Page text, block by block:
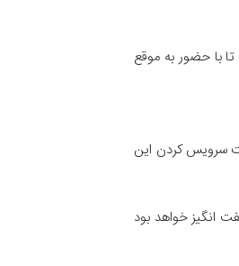
با حضور به موقع
گیرد، مزیت سرویس کردن این
انگیز خواهد بود